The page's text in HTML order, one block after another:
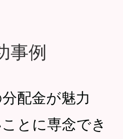
事例
配金が魅力
とに専念でき